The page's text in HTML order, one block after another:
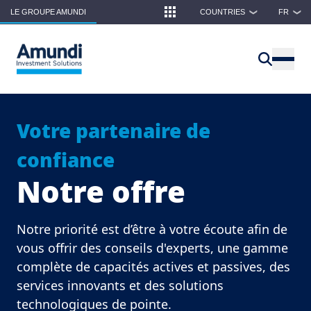
Skip to main content
LE GROUPE AMUNDI COUNTRIES ❯ FR ❯
Votre partenaire de
confiance
Notre offre
Notre priorité est d’être à votre écoute afin de
vous offrir des conseils d'experts, une gamme
complète de capacités actives et passives, des
services innovants et des solutions
technologiques de pointe.